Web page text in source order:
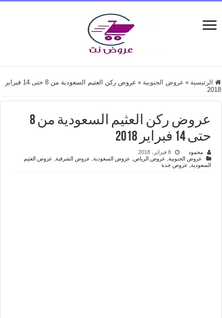
الرئيسية » عروض الجنوبية »
عروض ركن العثيم السعودية من 8 حتى 14 فبراير
2018
عروض ركن العثيم السعودية من 8
حتى 14 فبراير 2018
محمود
8 فبراير، 2018
عروض الجنوبية, عروض الرياض, عروض السعودية, عروض الشرقية, عروض العثيم
السعودية, عروض جدة